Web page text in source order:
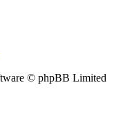
© phpBB Limited